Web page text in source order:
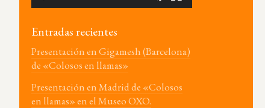
Entradas recientes
Presentación en Gigamesh (Barcelona)
de «Colosos en llamas»
Presentación en Madrid de «Colosos
en llamas» en el Museo OXO.